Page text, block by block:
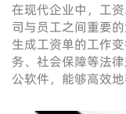
在现代企业中，工
司与员工之间重要
生成工资单的工作
务、社会保障等法律
公软件，能够高效